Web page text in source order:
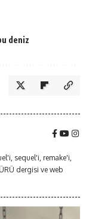
deniz
sequel'i, remake'i,
dergisi ve web